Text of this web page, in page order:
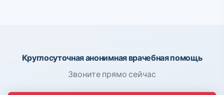
Круглосуточная анонимная врачебная помощь
Звоните прямо сейчас